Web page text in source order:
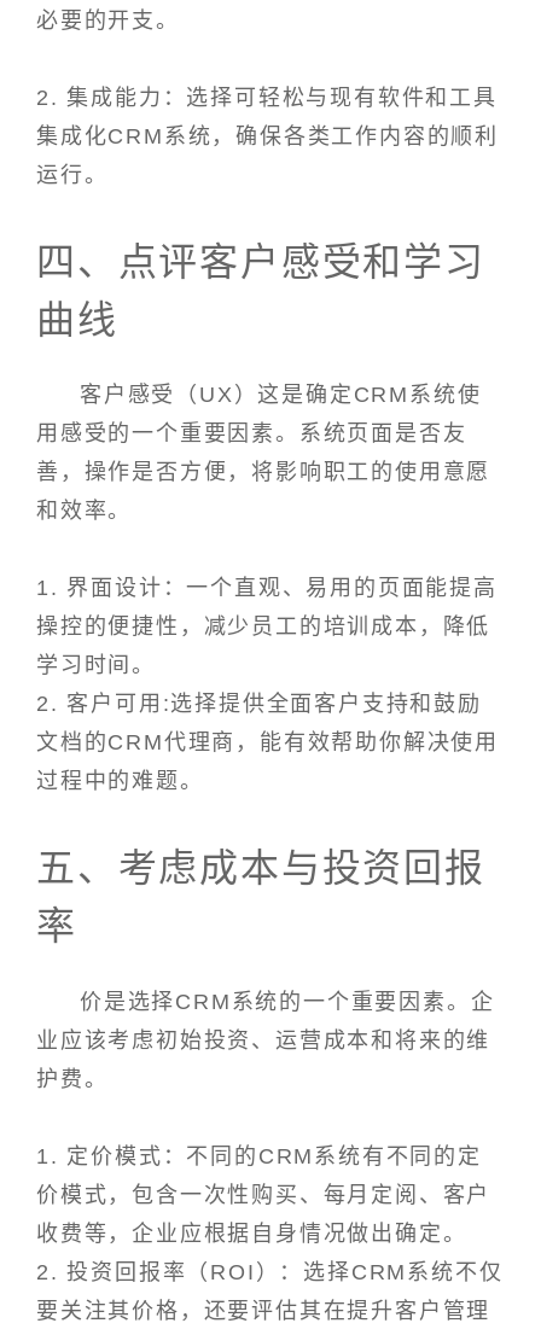
必要的开支。
2. 集成能力：选择可轻松与现有软件和工具
集成化CRM系统，确保各类工作内容的顺利
运行。
四、点评客户感受和学习
曲线
客户感受（UX）这是确定CRM系统使
用感受的一个重要因素。系统页面是否友
善，操作是否方便，将影响职工的使用意愿
和效率。
1. 界面设计：一个直观、易用的页面能提高
操控的便捷性，减少员工的培训成本，降低
学习时间。
2. 客户可用:选择提供全面客户支持和鼓励
文档的CRM代理商，能有效帮助你解决使用
过程中的难题。
五、考虑成本与投资回报
率
价是选择CRM系统的一个重要因素。企
业应该考虑初始投资、运营成本和将来的维
护费。
1. 定价模式：不同的CRM系统有不同的定
价模式，包含一次性购买、每月定阅、客户
收费等，企业应根据自身情况做出确定。
2. 投资回报率（ROI）：选择CRM系统不仅
要关注其价格，还要评估其在提升客户管理